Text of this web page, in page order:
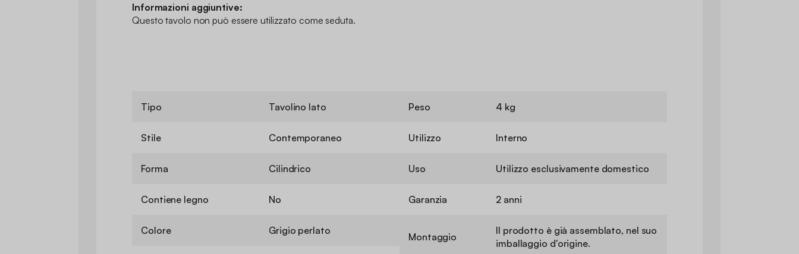
Informazioni aggiuntive:
Questo tavolo non può essere utilizzato come seduta.
Tipo Tavolino lato
Stile Contemporaneo
Forma Cilindrico
Contiene legno No
Colore Grigio perlato
Peso 4 kg
Utilizzo Interno
Uso Utilizzo esclusivamente domestico
Garanzia 2 anni
Montaggio
Il prodotto è già assemblato, nel suo
imballaggio d'origine.